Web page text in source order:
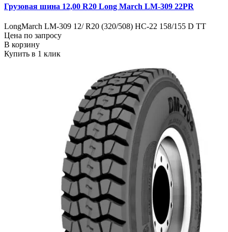
Грузовая шина 12,00 R20 Long March LM-309 22PR
LongMarch LM-309 12/ R20 (320/508) НС-22 158/155 D TT
Цена по запросу
В корзину
Купить в 1 клик